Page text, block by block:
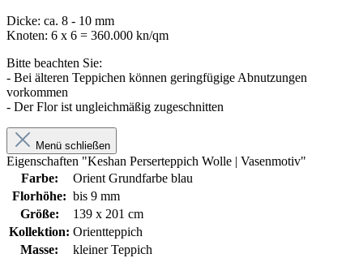
Dicke: ca. 8 - 10 mm
Knoten: 6 x 6 = 360.000 kn/qm
Bitte beachten Sie:
- Bei älteren Teppichen können geringfügige Abnutzungen
vorkommen
- Der Flor ist ungleichmäßig zugeschnitten
Menü schließen
Eigenschaften "Keshan Perserteppich Wolle | Vasenmotiv"
Farbe:
Orient Grundfarbe blau
Florhöhe: bis 9 mm
Größe:
139 x 201 cm
Kollektion: Orientteppich
Masse:
kleiner Teppich